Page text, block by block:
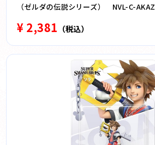
（ゼルダの伝説シリーズ） NVL-C-AKAZ
¥ 2,381 （税込）